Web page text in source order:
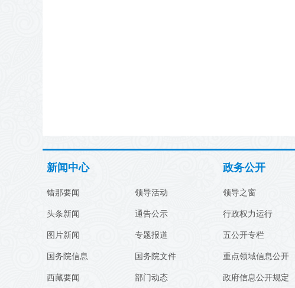
新闻中心
错那要闻
头条新闻
图片新闻
国务院信息
西藏要闻
领导活动
通告公示
专题报道
国务院文件
部门动态
政务公开
领导之窗
行政权力运行
五公开专栏
重点领域信息公开
政府信息公开规定